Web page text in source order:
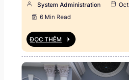
System Administration
6 Min Read
ĐỌC THÊM